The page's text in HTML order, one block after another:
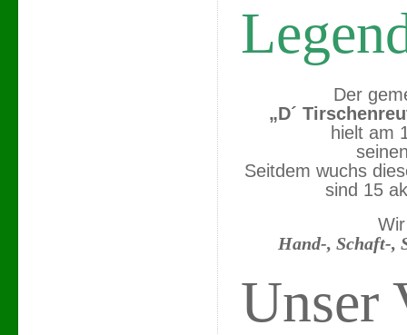
Der
„D´
hielt am
Seitdem wuchs
sind 15
Hand-, Schaft-,
Unser